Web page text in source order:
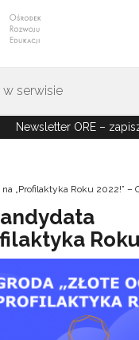
Newsletter ORE –
„Profilaktyka Roku 2022!” –